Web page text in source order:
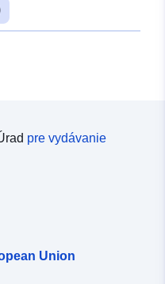
pre vydávanie
Union